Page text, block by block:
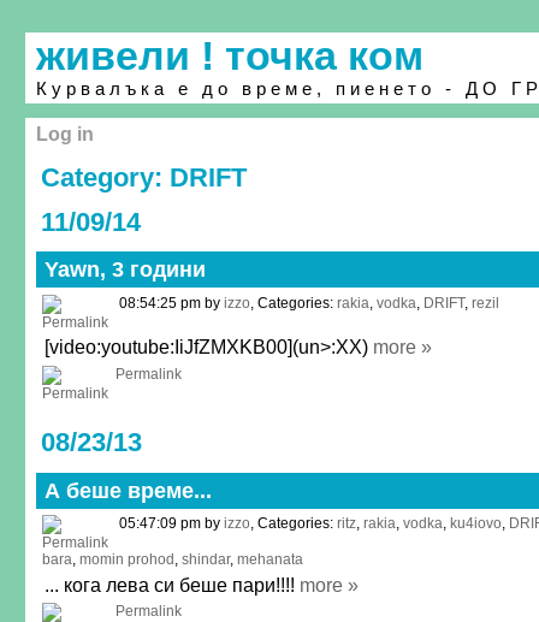
живели ! точка ком
Курвалъка е до време, пиенето - ДО
Log in
Category: DRIFT
11/09/14
Yawn, 3 години
08:54:25 pm byizzo, Categories:rakia,vodka, DRIFT,rezil
[video:youtube:IiJfZMXKB00](un>:XX) more »
Permalink
08/23/13
А беше време...
05:47:09 pm byizzo, Categories:ritz,rakia,vodka, ku4iovo,
bara,momin prohod ,shindar,mehanata
... кога лева си беше пари!!!! more »
Permalink